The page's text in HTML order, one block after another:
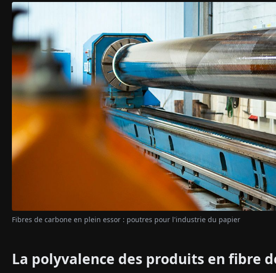
Fibres de carbone en plein essor : poutres pour l'industrie du papier
La polyvalence des produits en fibre